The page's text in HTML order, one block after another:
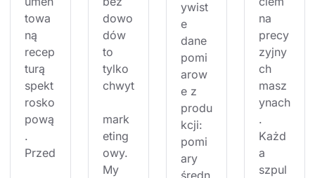
towa
ną
recep
turą
spekt
rosko
pową
.
Przed
dowo
dów
to
tylko
chwyt
mark
eting
owy.
My
ywist
e
dane
pomi
arow
e z
produ
kcji:
pomi
ary
na
precy
zyjny
ch
masz
ynach
.
Każd
a
szpul